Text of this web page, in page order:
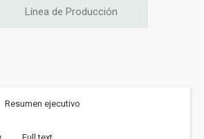
Línea de Producción
Resumen ejecutivo
Full text